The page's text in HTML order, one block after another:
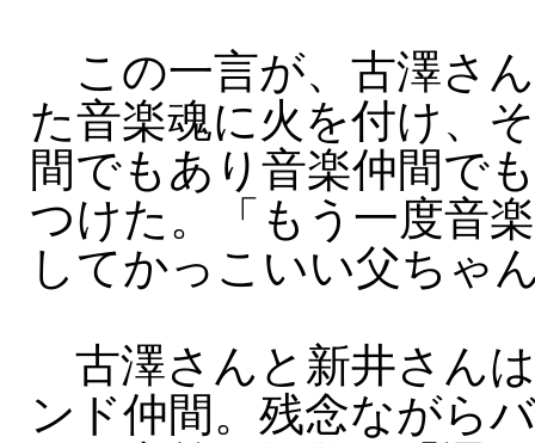
この一言が、古澤さ
た音楽魂に火を付け、
間でもあり音楽仲間で
つけた。「もう一度音
してかっこいい父ちゃ
古澤さんと新井さん
ンド仲間。残念ながら